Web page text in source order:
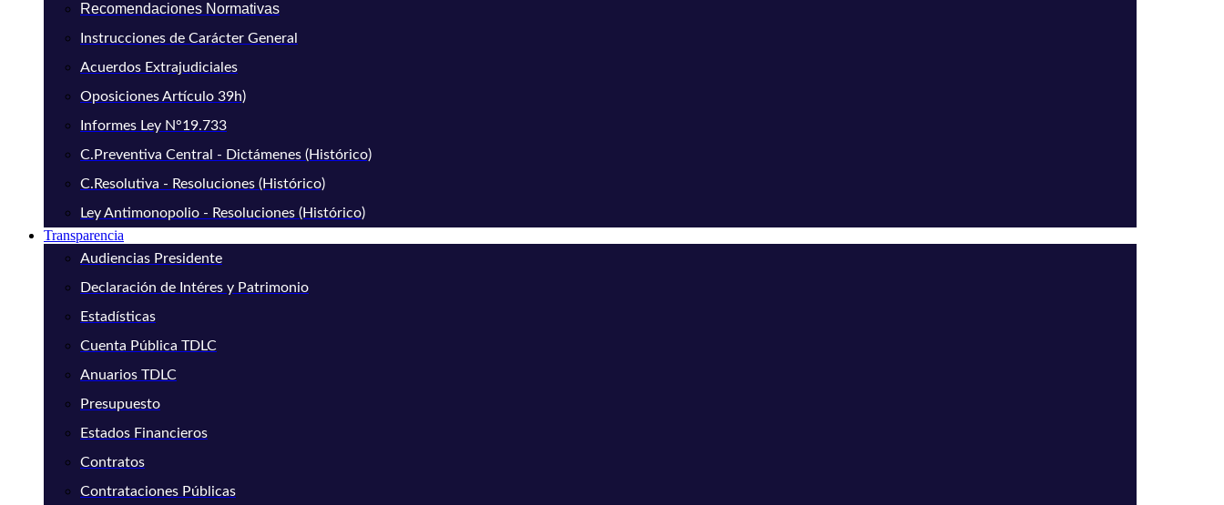
Recomendaciones Normativas
Instrucciones de Carácter General
Acuerdos Extrajudiciales
Oposiciones Artículo 39h)
Informes Ley N°19.733
C.Preventiva Central - Dictámenes (Histórico)
C.Resolutiva - Resoluciones (Histórico)
Ley Antimonopolio - Resoluciones (Histórico)
Transparencia
Audiencias Presidente
Declaración de Intéres y Patrimonio
Estadísticas
Cuenta Pública TDLC
Anuarios TDLC
Presupuesto
Estados Financieros
Contratos
Contrataciones Públicas